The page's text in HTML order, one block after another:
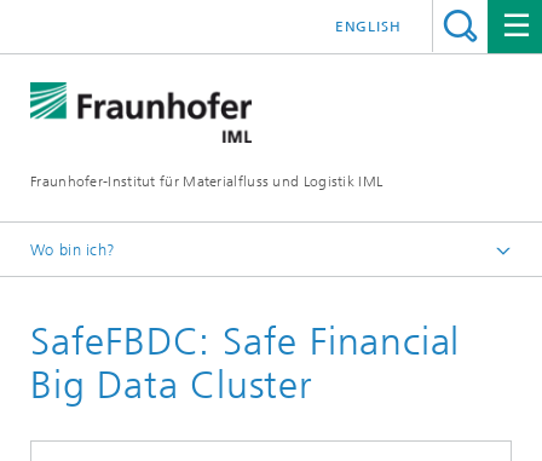
Fraunhofer-Institut für Materialfluss und Logistik IML
ENGLISH
Wo bin ich?
Projekte
SafeFBDC: Safe Financial
Big Data Cluster